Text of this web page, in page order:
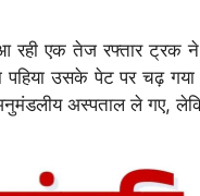
एक तेज रफ्तार ट्रक ने
उसके पेट पर चढ़
अस्पताल ले गए,